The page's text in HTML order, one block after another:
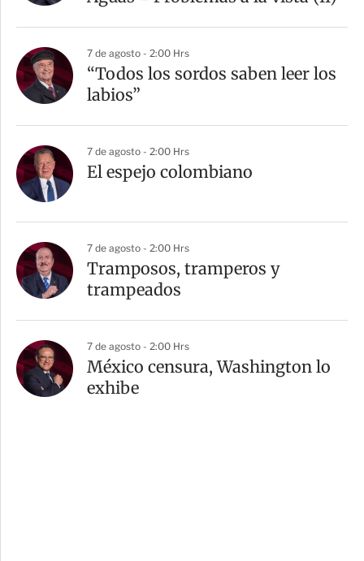
7 de agosto - 2:00 Hrs
“Todos los sordos saben leer los
labios”
7 de agosto - 2:00 Hrs
El espejo colombiano
7 de agosto - 2:00 Hrs
Tramposos, tramperos y
trampeados
7 de agosto - 2:00 Hrs
México censura, Washington lo
exhibe